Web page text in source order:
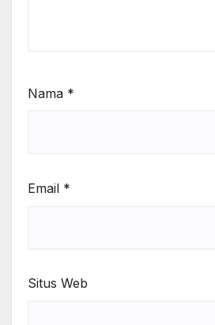
Nama *
Email *
Situs Web